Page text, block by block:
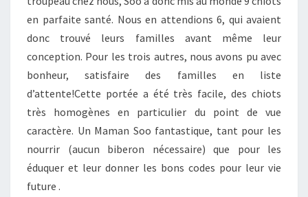
en parfaite santé. Nous en attendions 6, qui avaient
donc trouvé leurs familles avant même leur
conception. Pour les trois autres, nous avons pu avec
bonheur, satisfaire des familles en liste
d’attente!Cette portée a été très facile, des chiots
très homogènes en particulier du point de vue
caractère. Un Maman Soo fantastique, tant pour les
nourrir (aucun biberon nécessaire) que pour les
éduquer et leur donner les bons codes pour leur vie
future .